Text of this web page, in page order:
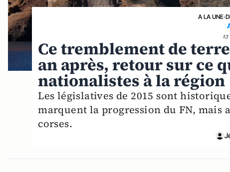
A LA UNE›
Ce tremblement de
an après, retour sur ce
nationalistes à la région
Les législatives de 2015 sont
marquent la progression du FN, mais
corses.